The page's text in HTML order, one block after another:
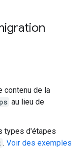
contenu de la
au lieu de
types d'étapes
. Voir des exemples